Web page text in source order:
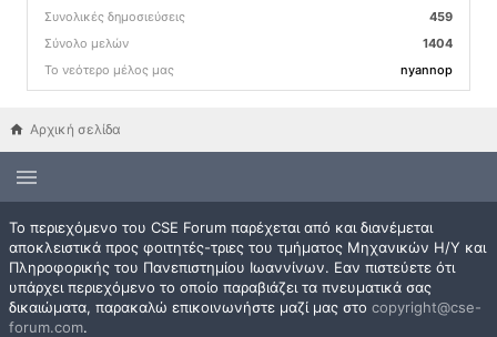
Συνολικές δημοσιεύσεις
459
Σύνολο μελών
1404
Το νεότερο μέλος μας
nyannop
Αρχική σελίδα
Το περιεχόμενο του CSE Forum παρέχεται από και διανέμεται
αποκλειστικά προς φοιτητές-τριες του τμήματος Μηχανικών Η/Υ και
Πληροφορικής του Πανεπιστημίου Ιωαννίνων. Εαν πιστεύετε ότι
υπάρχει περιεχόμενο το οποίο παραβιάζει τα πνευματικά σας
δικαιώματα, παρακαλώ επικοινωνήστε μαζί μας στο copyright@cse-
forum.com.